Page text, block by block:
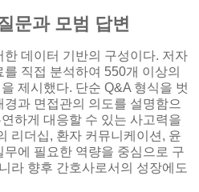
문과 모범 답변
데이터 기반의 구성이다. 저자
직접 분석하여 550개 이상의
제시했다. 단순 Q&A 형식을 벗
과 면접관의 의도를 설명함으
하게 대응할 수 있는 사고력을
리더십, 환자 커뮤니케이션, 윤
에 필요한 역량을 중심으로 구
라 향후 간호사로서의 성장에도